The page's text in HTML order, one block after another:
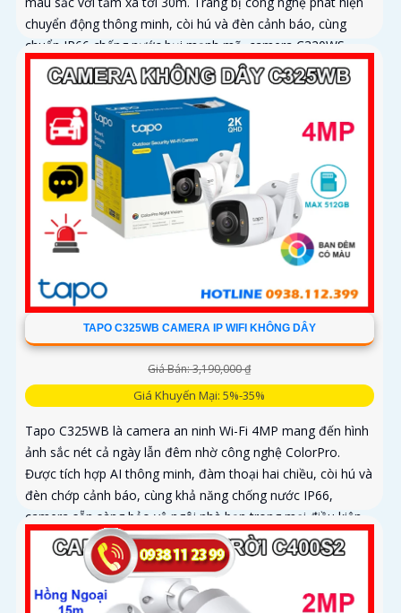
chuyển động thông minh, còi hú và đèn cảnh báo, cùng
chuẩn IP66 chống nước bụi mạnh mẽ, camera C320WS
đảm bảo an ninh vững chắc trong mọi điều kiện thời tiết độ
bền cao và mức giá cực kỳ ưu đãi
TAPO C325WB CAMERA IP WIFI KHÔNG DÂY
Giá Bán: 3,190,000 ₫
Giá Khuyến Mại: 5%-35%
Tapo C325WB là camera an ninh Wi-Fi 4MP mang đến hình
ảnh sắc nét cả ngày lẫn đêm nhờ công nghệ ColorPro.
Được tích hợp AI thông minh, đàm thoại hai chiều, còi hú và
đèn chớp cảnh báo, cùng khả năng chống nước IP66,
camera sẵn sàng bảo vệ ngôi nhà bạn trong mọi điều kiện
thời tiết